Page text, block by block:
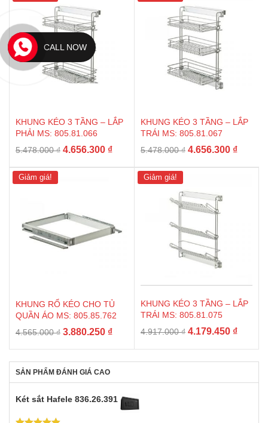
KHUNG KÉO 3 TẦNG – LẮP
PHẢI MS: 805.81.066
5.478.000₫ Giá
4.656.300 ₫Giá
KHUNG KÉO 3 TẦNG – LẮP
TRÁI MS: 805.81.067
5.478.000₫ Giá
4.656.300 ₫Giá
Giảm giá!
KHUNG RỔ KÉO CHO TỦ
QUẦN ÁO MS: 805.85.762
4.565.000₫ Giá
4.565.000 ₫.
3.880.250 ₫Giá
3.880.250 ₫.
Giảm giá!
KHUNG KÉO 3 TẦNG – LẮP
TRÁI MS: 805.81.075
4.917.000₫ Giá
4.179.450 ₫Giá
SẢN PHẨM ĐÁNH GIÁ CAO
Két sắt Hafele 836.26.391
CALL NOW